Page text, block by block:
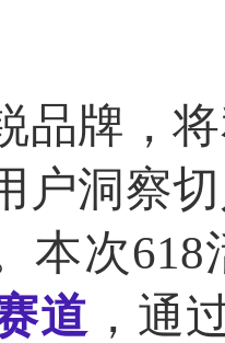
品牌，
户洞察
本次
道 ，通